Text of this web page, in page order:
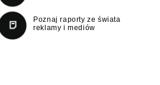
Poznaj raporty ze świata
reklamy i mediów